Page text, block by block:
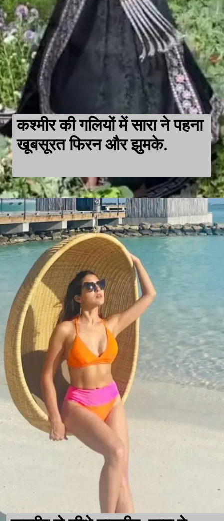
कश्मीर की गलियों में सारा ने पहना
खूबसूरत फिरन और झुमके.